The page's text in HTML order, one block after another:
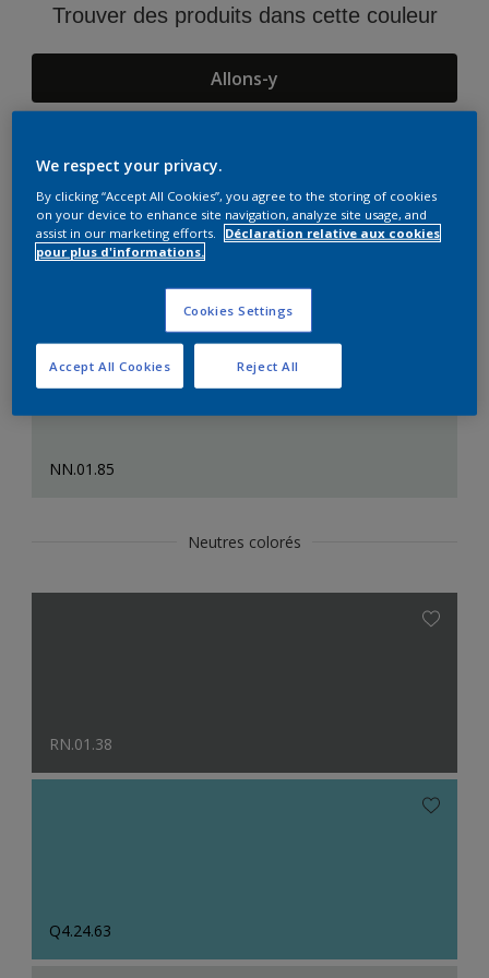
Trouver des produits dans cette couleur
Allons-y
Suggestions d'Harmonies
NN.01.85
Neutres colorés
RN.01.38
Q4.24.63
We respect your privacy.
By clicking “Accept All Cookies”, you agree to the storing of cookies
on your device to enhance site navigation, analyze site usage, and
assist in our marketing efforts.
Déclaration relative aux cookies
pour plus d'informations.
Cookies Settings
Reject All
Accept All Cookies